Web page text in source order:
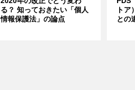
る？ 知っておきたい「個人
情報保護法」の論点
トア
との